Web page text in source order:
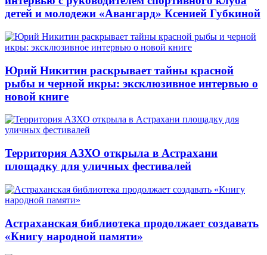
детей и молодежи «Авангард» Ксенией Губкиной
Юрий Никитин раскрывает тайны красной
рыбы и черной икры: эксклюзивное интервью о
новой книге
Территория АЗХО открыла в Астрахани
площадку для уличных фестивалей
Астраханская библиотека продолжает создавать
«Книгу народной памяти»